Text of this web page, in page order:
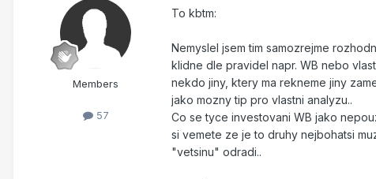
Members
57
To kbtm:
Nemyslel jsem tim samozrejme
klidne dle pravidel napr. WB nebo
nekdo jiny, ktery ma rekneme jiny
jako mozny tip pro vlastni analyzu..
Co se tyce investovani WB jako
si vemete ze je to druhy nejbohatsi
"vetsinu" odradi..